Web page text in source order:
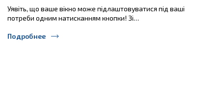
Уявіть, що ваше вікно може підлаштовуватися під ваші
потреби одним натисканням кнопки! Зі…
Подробнее